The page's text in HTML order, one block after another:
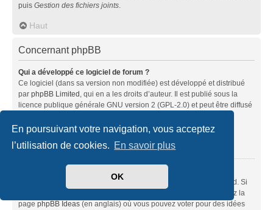
En poursuivant votre navigation, vous acceptez
l’utilisation de cookies. En savoir plus
OK
puis Gestion des fichiers joints.
Haut
Concernant phpBB
Qui a développé ce logiciel de forum ?
Ce logiciel (dans sa version non modifiée) est développé et distribué
par phpBB Limited, qui en a les droits d’auteur. Il est publié sous la
licence publique générale GNU version 2 (GPL-2.0) et peut être diffusé
À propos de phpBB» (en anglais).
Haut
Ce logiciel a été développé et mis sous licence par phpBB Limited. Si
vous pensez qu’une fonctionnalité nécessite d’être ajoutée, visitez la
page phpBB Ideas (en anglais) où vous pouvez voter pour des idées